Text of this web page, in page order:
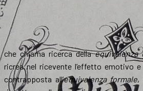
che chiama ricerca dellaequivalenza
ricrea nel ricevente l’effetto emotivo e
contrapposta all’equivalenza formale,